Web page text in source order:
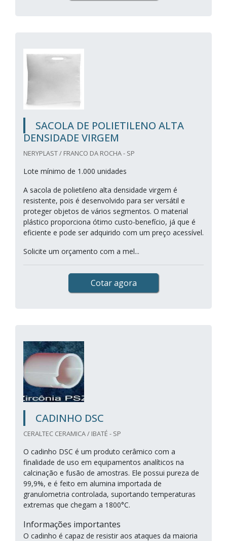
SACOLA DE POLIETILENO ALTA
DENSIDADE VIRGEM
NERYPLAST / FRANCO DA ROCHA - SP
Lote mínimo de 1.000 unidades
A sacola de polietileno alta densidade virgem é
resistente, pois é desenvolvido para ser versátil e
proteger objetos de vários segmentos. O material
plástico proporciona ótimo custo-benefício, já que é
eficiente e pode ser adquirido com um preço acessível.
Solicite um orçamento com a mel...
Cotar agora
CADINHO DSC
CERALTEC CERAMICA / IBATÉ - SP
O cadinho DSC é um produto cerâmico com a
finalidade de uso em equipamentos analíticos na
calcinação e fusão de amostras. Ele possui pureza de
99,9%, e é feito em alumina importada de
granulometria controlada, suportando temperaturas
extremas que chegam a 1800°C.
Informações importantes
O cadinho é capaz de resistir aos ataques da maioria